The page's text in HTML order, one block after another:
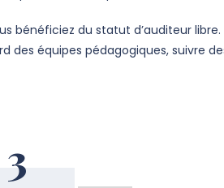
bénéficiez du statut d’auditeur
des équipes pédagogiques, suivre
3